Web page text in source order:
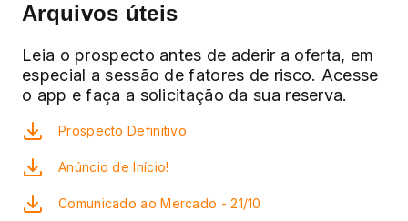
Arquivos úteis
Leia o prospecto antes de aderir a oferta, em
especial a sessão de fatores de risco. Acesse
o app e faça a solicitação da sua reserva.
Prospecto Definitivo
Anúncio de Início!
Comunicado ao Mercado - 21/10